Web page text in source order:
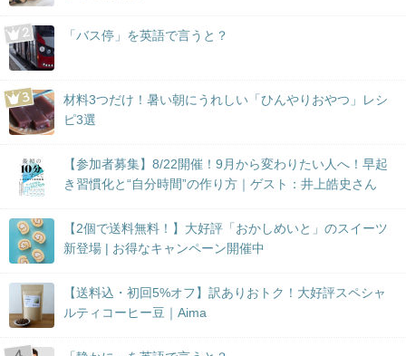
「バス停」を英語で言うと？
材料3つだけ！暑い朝にうれしい「ひんやりおやつ」レシ
ピ3選
【参加者募集】8/22開催！9月から変わりたい人へ！早起
き習慣化と“自分時間”の作り方｜ゲスト：井上皓史さん
【2個で送料無料！】大好評「おかしめいと」のスイーツ
新登場 | お得なキャンペーン開催中
【送料込・初回5%オフ】訳ありおトク！大好評スペシャ
ルティコーヒー豆｜Aima